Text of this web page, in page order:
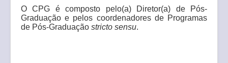
O CPG é composto pelo(a) Diretor(a) de Pós-
Graduação e pelos coordenadores de Programas
de Pós-Graduação stricto sensu.